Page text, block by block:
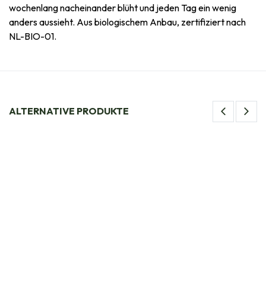
wochenlang nacheinander blüht und jeden Tag ein wenig
anders aussieht. Aus biologischem Anbau, zertifiziert nach
NL-BIO-01.
ALTERNATIVE PRODUKTE